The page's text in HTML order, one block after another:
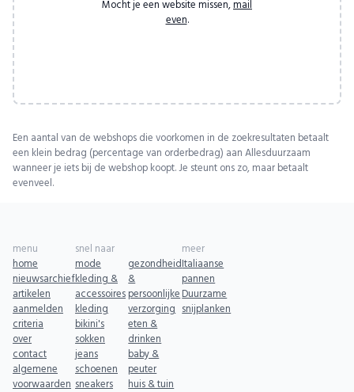
Mocht je een website missen, mail
even.
Een aantal van de webshops die voorkomen in de zoekresultaten betaalt
een klein bedrag (percentage van orderbedrag) aan Allesduurzaam
wanneer je iets bij de webshop koopt. Je steunt ons zo, maar betaalt
evenveel.
menu
home
nieuwsarchief
artikelen
aanmelden
criteria
over
contact
algemene
voorwaarden
snel naar
mode
kleding &
accessoires
kleding
bikini's
sokken
jeans
schoenen
sneakers
gezondheid
&
persoonlijke
verzorging
eten &
drinken
baby &
peuter
huis & tuin
meer
Italiaanse
pannen
Duurzame
snijplanken